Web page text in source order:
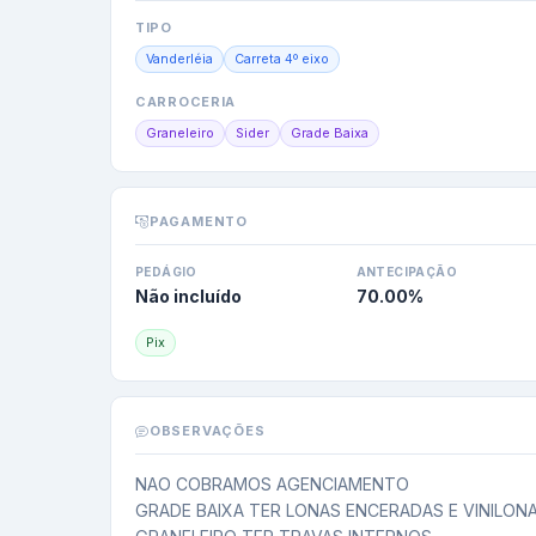
TIPO
Vanderléia Carreta 4º eixo
CARROCERIA
Graneleiro Sider Grade Baixa
PAGAMENTO
PEDÁGIO
Não incluído
ANTECIPAÇÃO
70.00%
Pix
OBSERVAÇÕES
NAO COBRAMOS AGENCIAMENTO
GRADE BAIXA TER LONAS ENCERADAS E